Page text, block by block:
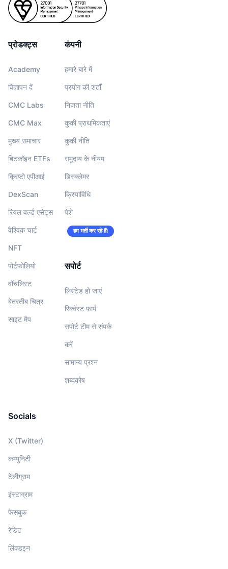
प्रोडक्ट्स
Academy
विज्ञापन दें
CMC Labs
CMC Max
मुख्य समाचार
बिटकॉइन ETFs
क्रिप्टो एपीआई
DexScan
रियल वर्ल्ड एसेट्स
वैश्विक चार्ट
NFT
पोर्टफोलियो
वॉचलिस्‍ट
बेतरतीब चित्र
साइट मैप
कंपनी
हमारे बारे में
प्रयोग की शर्तों
निजता नीति
कुकी प्राथमिकताएं
कुकी नीति
समुदाय के नीयम
डिस्क्लेमर
क्रियाविधि
पेशे
हम भर्ती कर रहे हैं!
सपोर्ट
लिस्टेड हो जाएं
रिक्वेस्ट फ़ार्म
सपोर्ट टीम से संपर्क
करें
सामान्य प्रश्न
शब्दकोष
Socials
X (Twitter)
कम्युनिटी
टेलीग्राम
इंस्टाग्राम
फेसबुक
रेडिट
लिंक्डइन